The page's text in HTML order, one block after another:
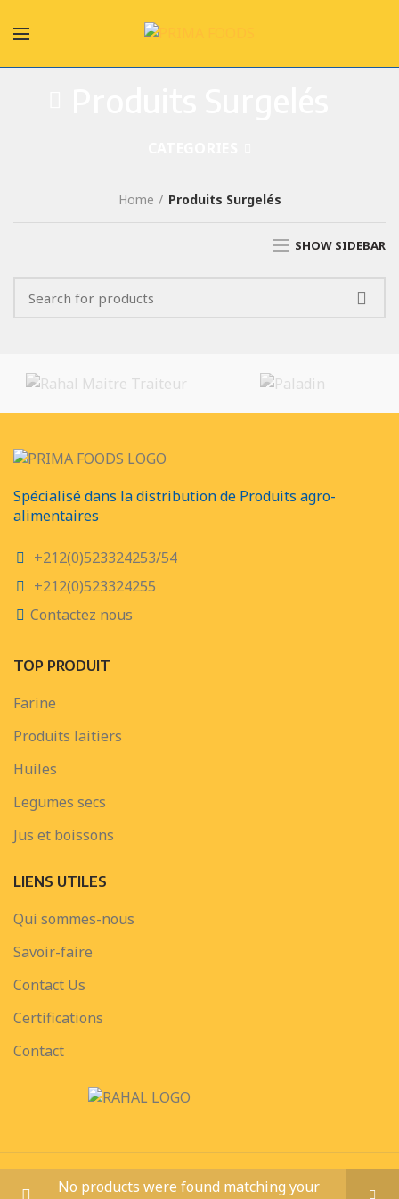
Home Produits Surgelés
SHOW SIDEBAR
No products were found matching your
Spécialisé dans la distribution de Produits agro-
alimentaires
+212(0)523324253/54
+212(0)523324255
Contactez nous
TOP PRODUIT
Farine
Produits laitiers
Huiles
Legumes secs
Jus et boissons
LIENS UTILES
Qui sommes-nous
Savoir-faire
Contact Us
Certifications
Contact
PRIMA FOODS SERVICE CREATED BY Ahmed AlamEldin